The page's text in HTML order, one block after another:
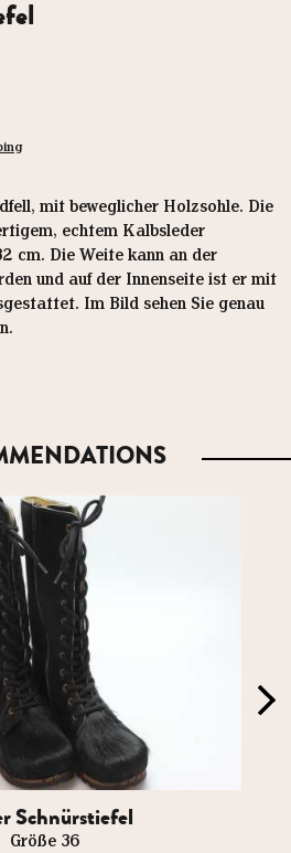
mit beweglicher Holzsohle. Die
echtem Kalbsleder
cm. Die Weite kann an der
und auf der Innenseite ist er mit
Im Bild sehen Sie genau
Schnürstiefel
Größe 36